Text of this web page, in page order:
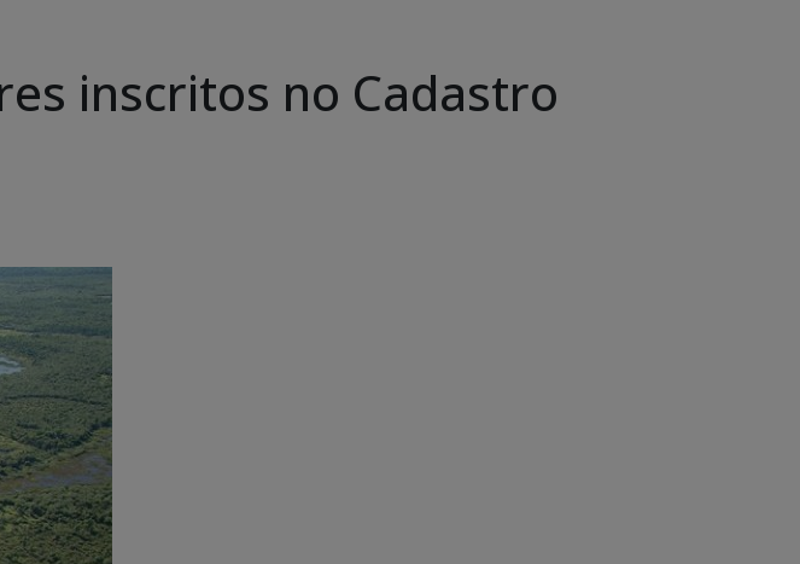
inscritos no Cadastro